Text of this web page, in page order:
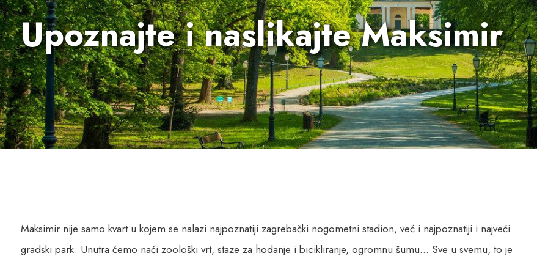
Upoznajte i naslikajte Maksimir
Maksimir nije samo kvart u kojem se nalazi najpoznatiji zagrebački nogometni stadion, već i najpoznatiji i najveći
gradski park. Unutra ćemo naći zoološki vrt, staze za hodanje i bicikliranje, ogromnu šumu… Sve u svemu, to je